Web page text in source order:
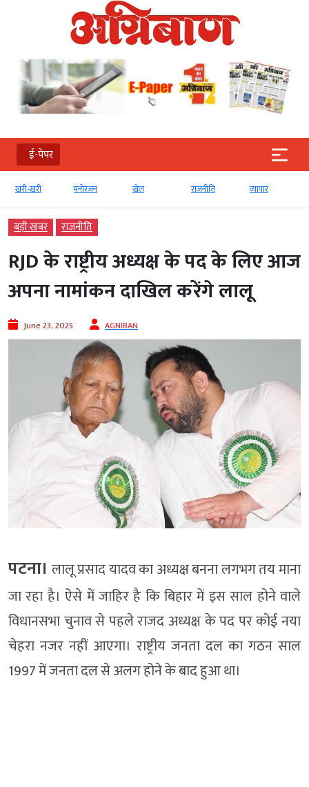
ई-पेपर
खरी-खरी मनोरंजन खेल राजनीति व्‍यापार
बड़ी खबर राजनीति
RJD के राष्ट्रीय अध्यक्ष के पद के लिए आज
अपना नामांकन दाखिल करेंगे लालू
June 23, 2025 AGNIBAN
पटना। लालू प्रसाद यादव का अध्यक्ष बनना लगभग तय माना
जा रहा है। ऐसे में जाहिर है कि बिहार में इस साल होने वाले
विधानसभा चुनाव से पहले राजद अध्यक्ष के पद पर कोई नया
चेहरा नजर नहीं आएगा। राष्ट्रीय जनता दल का गठन साल
1997 में जनता दल से अलग होने के बाद हुआ था।